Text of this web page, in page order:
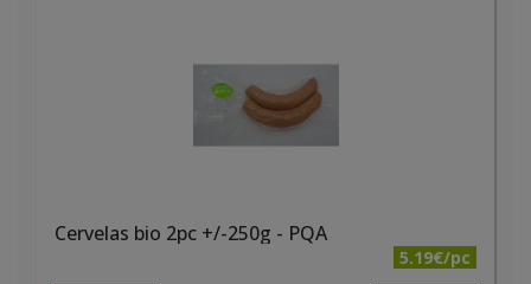
Cervelas bio 2pc +/-250g - PQA
5.19€/pc